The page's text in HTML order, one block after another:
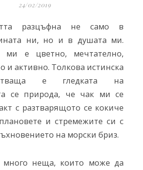
24/02/2019
разцъфна не само в
ни, но и в душата ми.
ми е цветно, мечтателно,
и активно. Толкова истинска
е гледката на
се природа, че чак ми се
с разтварящото се кокиче
и стремежите си с
на морски бриз.
много неща, които може да